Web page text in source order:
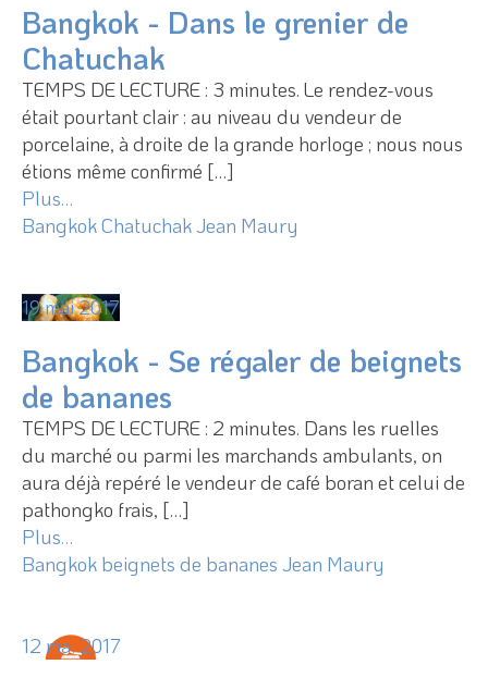
Bangkok - Dans le grenier de
Chatuchak
TEMPS DE LECTURE : 3 minutes. Le rendez-vous
était pourtant clair : au niveau du vendeur de
porcelaine, à droite de la grande horloge ; nous nous
étions même confirmé […]
Plus…
BangkokChatuchakJean Maury
19 mai 2017
Bangkok - Se régaler de beignets
de bananes
TEMPS DE LECTURE : 2 minutes. Dans les ruelles
du marché ou parmi les marchands ambulants, on
aura déjà repéré le vendeur de café boran et celui de
pathongko frais, […]
Plus…
Bangkok beignets de bananes Jean Maury
12 mai 2017